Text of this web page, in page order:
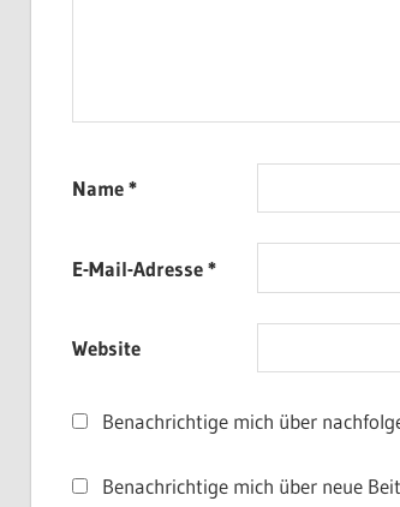
Name*
E-Mail-Adresse*
Website
Benachrichtige mich über
Benachrichtige mich über neue